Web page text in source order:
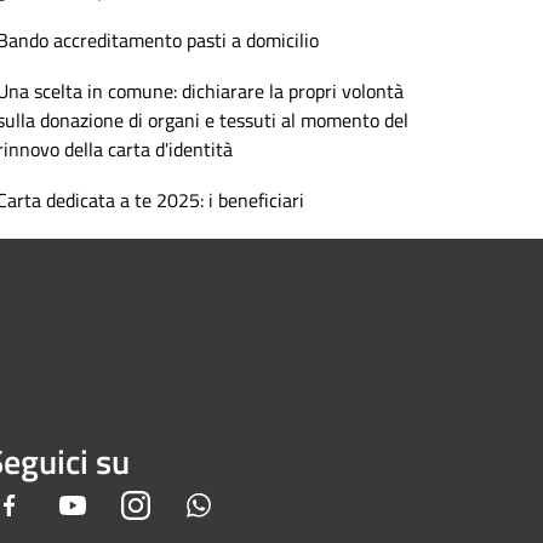
accreditamento pasti a domicilio
scelta in comune: dichiarare la propri volontà
donazione di organi e tessuti al momento del
della carta d'identità
dedicata a te 2025: i beneficiari
su
Facebook YoutubeInstagram